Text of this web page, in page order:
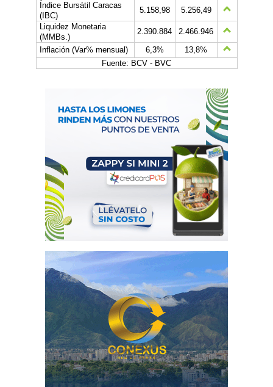
Índice Bursátil Caracas
(IBC)
5.158,98
5.256,49
Liquidez Monetaria
(MMBs.)
2.390.884
2.466.946
Inflación (Var% mensual)
6,3%
13,8%
Fuente: BCV - BVC